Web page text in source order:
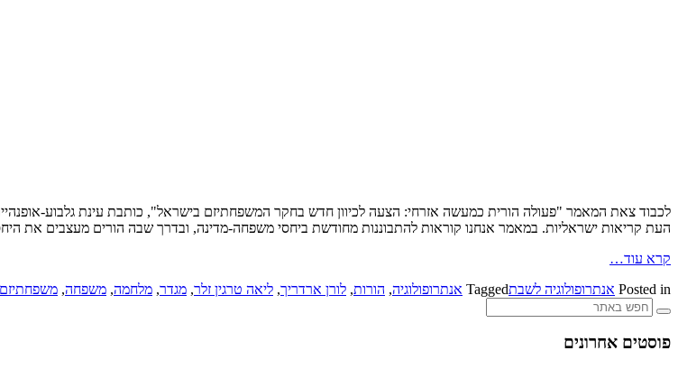
לכבוד צאת המאמר "פעולה הורית כמעשה אזרחי: הצעה לכיוון חדש בחקר המשפחתיזם בישראל", כותבת עינת גלבוע-
העת קריאות ישראליות. במאמר אנחנו קוראות להתבוננות מחודשת ביחסי משפחה-מדינה, ובדרך שבה הורים מעצבים את
קרא עוד…
Posted in אנתרופולוגיה לשבתTagged אנתרופולוגיה, הורות, לורן ארדריך, ליאה טרגין זלר, מגדר, מלחמה, משפחה, משפחתיזם
פוסטים אחרונים